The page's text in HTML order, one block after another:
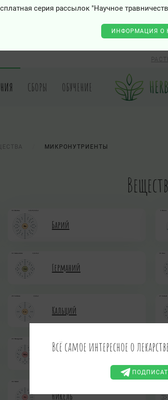
серия рассылок "Научное
ИНФОРМАЦИЯ О
СБОРЫ ОБУЧЕНИЕ
МИКРОНУТРИЕНТЫ
Барий
Германий
Кальций
Марганец
Никель
Всё самое интересное о